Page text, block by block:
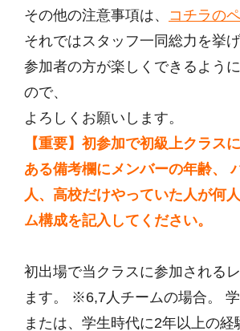
その他の注意事項は、 コチラの
それではスタッフ一同総力を挙げ
参加者の方が楽しくできるよう
ので、
よろしくお願いします。
【重要】初参加で初級上クラス
ある備考欄にメンバーの年齢、
人、高校だけやっていた人が何
ム構成を記入してください。
初出場で当クラスに参加される
ます。 ※6,7人チームの場合。
または、学生時代に2年以上の